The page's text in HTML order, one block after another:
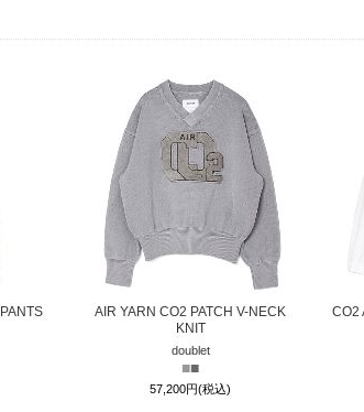
AIR YARN CO2 PATCH V-NECK
KNIT
doublet
■■
57,200円(税込)
CO2